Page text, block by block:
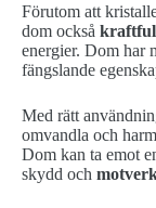
Förutom att
dom också
energier. Dom har
fängslande
Med rätt
omvandla och
Dom kan ta emot
skydd och